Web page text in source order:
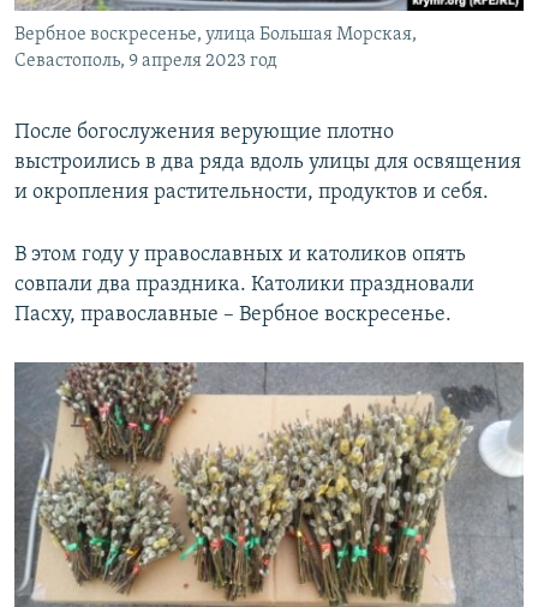
Вербное воскресенье, улица Большая Морская,
Севастополь, 9 апреля 2023 год
После богослужения верующие плотно
выстроились в два ряда вдоль улицы для освящения
и окропления растительности, продуктов и себя.
В этом году у православных и католиков опять
совпали два праздника. Католики праздновали
Пасху, православные – Вербное воскресенье.